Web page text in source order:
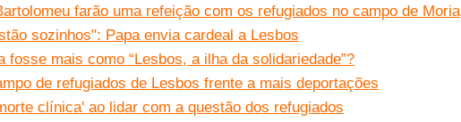
farão uma refeição com os refugiados no campo de Moria
sozinhos": Papa envia cardeal a Lesbos
fosse mais como “Lesbos, a ilha da solidariedade”?
de refugiados de Lesbos frente a mais deportações
clínica' ao lidar com a questão dos refugiados